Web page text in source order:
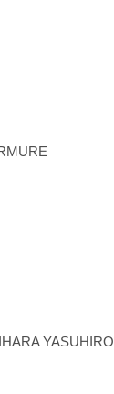
YASUHIRO